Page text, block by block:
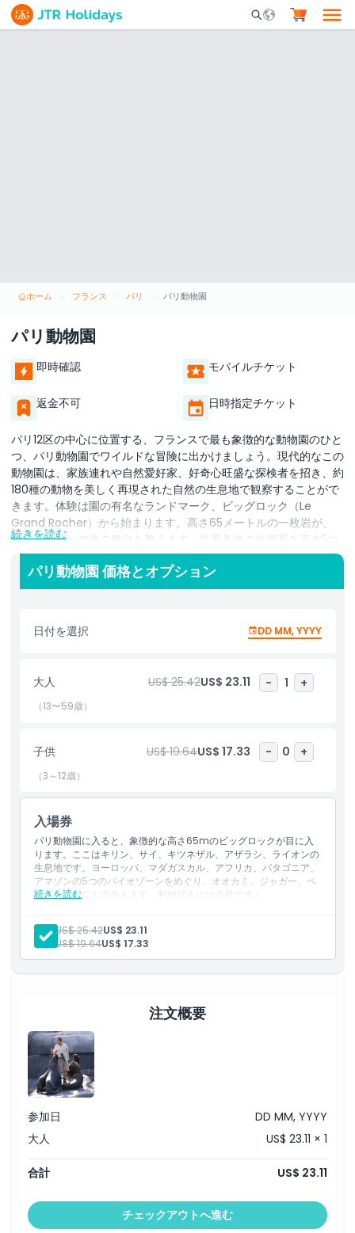
Mobile Search
ホーム フランス パリ パリ動物園
パリ動物園
即時確認 モバイルチケット
返金不可 日時指定チケット
パリ12区の中心に位置する、フランスで最も象徴的な動物園のひと
つ、パリ動物園でワイルドな冒険に出かけましょう。現代的なこの
動物園は、家族連れや自然愛好家、好奇心旺盛な探検者を招き、約
180種の動物を美しく再現された自然の生息地で観察することがで
きます。体験は園の有名なランドマーク、ビッグロック（Le
Grand Rocher）から始まります。高さ65メートルの一枚岩が、
動物の王国への旅の舞台を整えます。世界各地の生態系を表す5つ
のテーマ別バイオゾーンを探検しましょう。アフリカのサバンナで
はキリン、ライオン、サイ、シマウマに出会い、マダガスカルでは
キツネザルやカメレオン、パタゴニアではペンギンやアシカ、アマ
やアイベックスを見ることができます。広々とした自然志向の飼育
場と保護や動物福祉への強い取り組みにより、動物園はあらゆる年
れあい、絶滅危惧種についての学び、そしてカメラに収める忘れら
れない瞬間をお楽しみください。子供連れでパリを訪れる場合で
も、ユニークな屋外体験を求めている場合でも、パリ動物園は自然
ハイライト
含まれるもの
子供／大人ポリシー
営業時間
場所
キャンセルポリシー
続きを読む
パリ動物園 価格とオプション
日付を選択 DD MM, YYYY
大人 US$ 25.42US$ 23.11 - 1 +
（13〜59歳）
子供 US$ 19.64US$ 17.33 - 0 +
（3～12歳）
入場券
パリ動物園に入ると、象徴的な高さ65mのビッグロックが目に入
ります。ここはキリン、サイ、キツネザル、アザラシ、ライオンの
生息地です。ヨーロッパ、マダガスカル、アフリカ、パタゴニア、
アマゾンの5つのバイオゾーンをめぐり、オオカミ、ジャガー、ペ
ンギンなどにも出会えます。動物好きには必見です！
続きを読む
5つのテーマ別バイオゾーン（ヨーロッパ、マダガスカル、ア
フリカ、パタゴニア、アマゾン）へのアクセス
キリン、ライオン、ジャガー、ペンギンなど、180種以上の動
自然に近い広々とした動物展示場や観覧プラットフォームを探
野生生物保護と生物多様性に焦点を当てた教育展示をお楽しみ
ください
大人: US$ 25.42US$ 23.11
子供:
US$ 19.64US$ 17.33
注文概要
参加日
DD MM, YYYY
大人
US$ 23.11 × 1
合計 US$ 23.11
チェックアウトへ進む